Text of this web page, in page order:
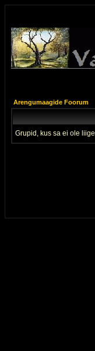
Arengumaagide Foorum
Grupid, kus sa ei ole liige